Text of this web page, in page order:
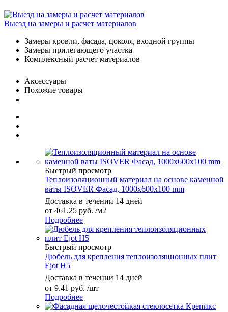
Выезд на замеры и расчет материалов
Замеры кровли, фасада, цоколя, входной группы
Замеры прилегающего участка
Комплексный расчет материалов
Аксессуары
Похожие товары
Быстрый просмотр
Теплоизоляционный материал на основе каменной
ваты ISOVER Фасад, 1000x600x100 mm
Доставка в течении 14 дней
от 461.25 руб. /м2
Подробнее
Быстрый просмотр
Дюбель для крепления теплоизоляционных плит
Ejot H5
Доставка в течении 14 дней
от 9.41 руб. /шт
Подробнее